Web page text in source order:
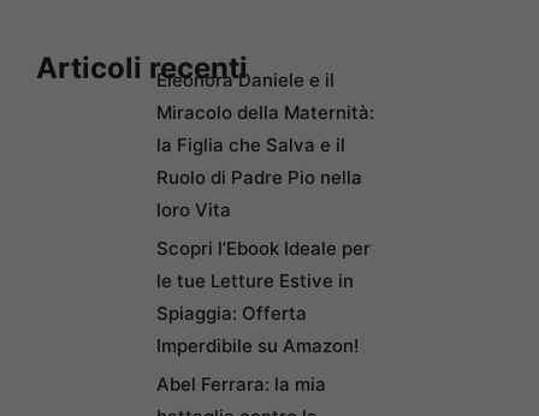
Articoli recentiEleonora Daniele e il
Miracolo della Maternità:
la Figlia che Salva e il
Ruolo di Padre Pio nella
loro Vita
Scopri l’Ebook Ideale per
le tue Letture Estive in
Spiaggia: Offerta
Imperdibile su Amazon!
Abel Ferrara: la mia